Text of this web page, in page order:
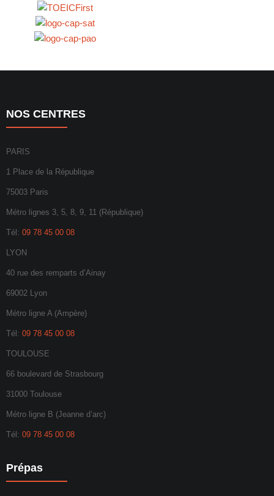
NOS CENTRES
PARIS
1 Place de la République
75003 Paris
Métro lignes 3, 5, 8, 9, 11 (République)
Tél: 09 78 45 00 08
LYON
40 rue des remparts d’Ainay
69002 Lyon
Métro ligne A (Ampère)
Tél: 09 78 45 00 08
TOULOUSE
66 boulevard de Strasbourg
31000 Toulouse
Métro ligne B (Jeanne d’arc)
Tél: 09 78 45 00 08
Prépas